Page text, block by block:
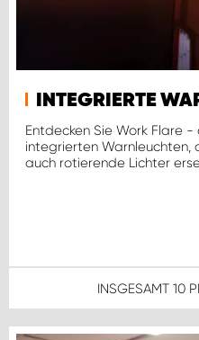
INTEGRIERTE
Entdecken Sie Work Flare
integrierten Warnleuchten,
auch rotierende Lichter
INSGESAMT 10